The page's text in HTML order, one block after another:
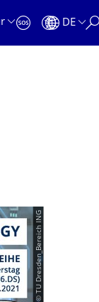
DE
© TU Dresden_Bereich ING